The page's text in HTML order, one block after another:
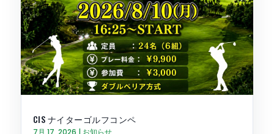
CIS ナイターゴルフコンペ
7月 17, 2026 | お知らせ